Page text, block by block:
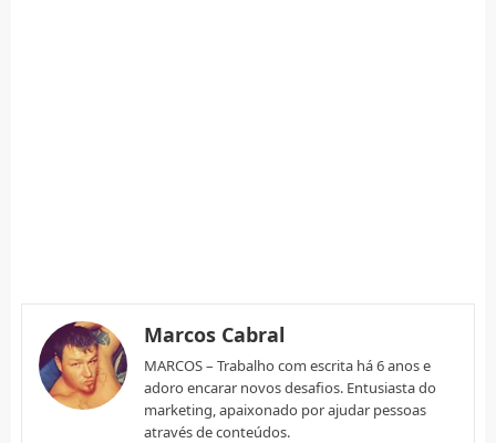
Marcos Cabral
MARCOS – Trabalho com escrita há 6 anos e
adoro encarar novos desafios. Entusiasta do
marketing, apaixonado por ajudar pessoas
através de conteúdos.